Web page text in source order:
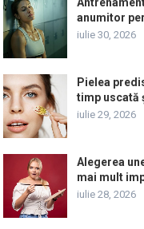
anumitor
iulie 30, 2026
Pielea
timp uscată
iulie 29, 2026
Alegerea
mai mult
iulie 28, 2026